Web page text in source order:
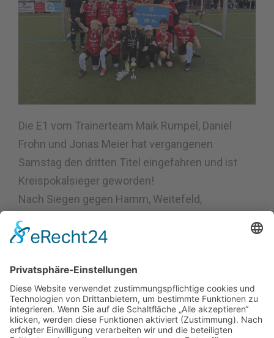
Die E1 vom Trainerteam Maik Rumpel, Daniel
Frohn und Jonas Meier hat vergangenen
Samstag den dritten Titel eingefahren und ist
Kreispokalsieger geworden!
Nach Siegen gegen Hamm, Weitefeld,
stand die Mannschaft, wie schon beim finalen
Wisserland gegenüber. Vor einer tollen Kulisse
von ca. 130 Zuschauern siegte unsere E-Jugend
erneut mit 3:1 und sicherte sich damit den Pokal!
Die Tore zum Sieg schossen Noel Levi Wagner